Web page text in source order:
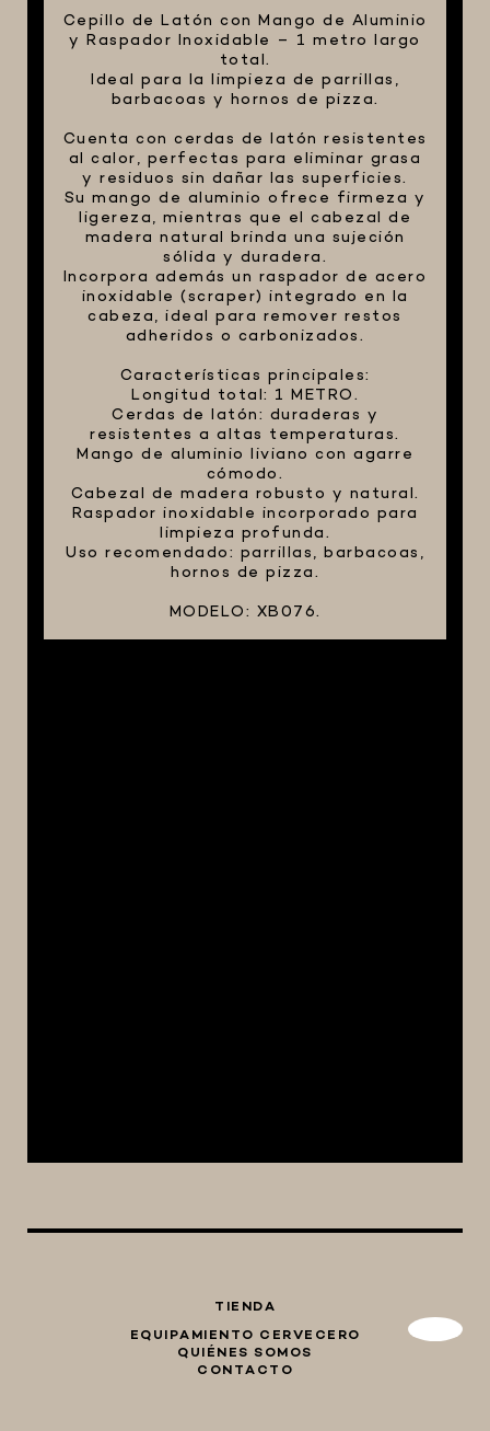
HORNOS PORTÁTILES PIZZA
NAPOLETANA
MASA MADRE
HARINAS ITALIANAS
HARINAS ARGENTINAS
CAFETERAS Y AFINES
CAFÉ
MERCHANDISING
Cepillo de Latón con Mango de Aluminio
y Raspador Inoxidable – 1 metro largo
total.
Ideal para la limpieza de parrillas,
barbacoas y hornos de pizza.
Cuenta con cerdas de latón resistentes
al calor, perfectas para eliminar grasa
y residuos sin dañar las superficies.
Su mango de aluminio ofrece firmeza y
ligereza, mientras que el cabezal de
madera natural brinda una sujeción
sólida y duradera.
Incorpora además un raspador de acero
inoxidable (scraper) integrado en la
cabeza, ideal para remover restos
adheridos o carbonizados.
Características principales:
Longitud total: 1 METRO.
Cerdas de latón: duraderas y
resistentes a altas temperaturas.
Mango de aluminio liviano con agarre
cómodo.
Cabezal de madera robusto y natural.
Raspador inoxidable incorporado para
limpieza profunda.
Uso recomendado: parrillas, barbacoas,
hornos de pizza.
MODELO: XB076.
TIENDA
EQUIPAMIENTO CERVECERO
QUIÉNES SOMOS
CONTACTO